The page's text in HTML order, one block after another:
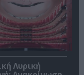
Λυρική